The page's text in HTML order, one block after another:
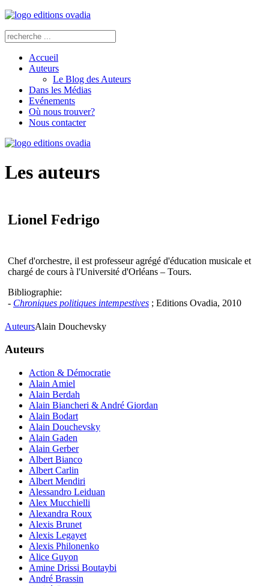
Accueil
Auteurs
Le Blog des Auteurs
Dans les Médias
Evénements
Où nous trouver?
Nous contacter
Les auteurs
Lionel Fedrigo
Chef d'orchestre, il est professeur agrégé d'éducation musicale et
chargé de cours à l'Université d'Orléans – Tours.
Bibliographie:
- Chroniques politiques intempestives ; Editions Ovadia, 2010
AuteursAlain Douchevsky
Auteurs
Action & Démocratie
Alain Amiel
Alain Berdah
Alain Biancheri & André Giordan
Alain Bodart
Alain Douchevsky
Alain Gaden
Alain Gerber
Albert Bianco
Albert Carlin
Albert Mendiri
Alessandro Leiduan
Alex Mucchielli
Alexandra Roux
Alexis Brunet
Alexis Legayet
Alexis Philonenko
Alice Guyon
Amine Drissi Boutaybi
André Brassin